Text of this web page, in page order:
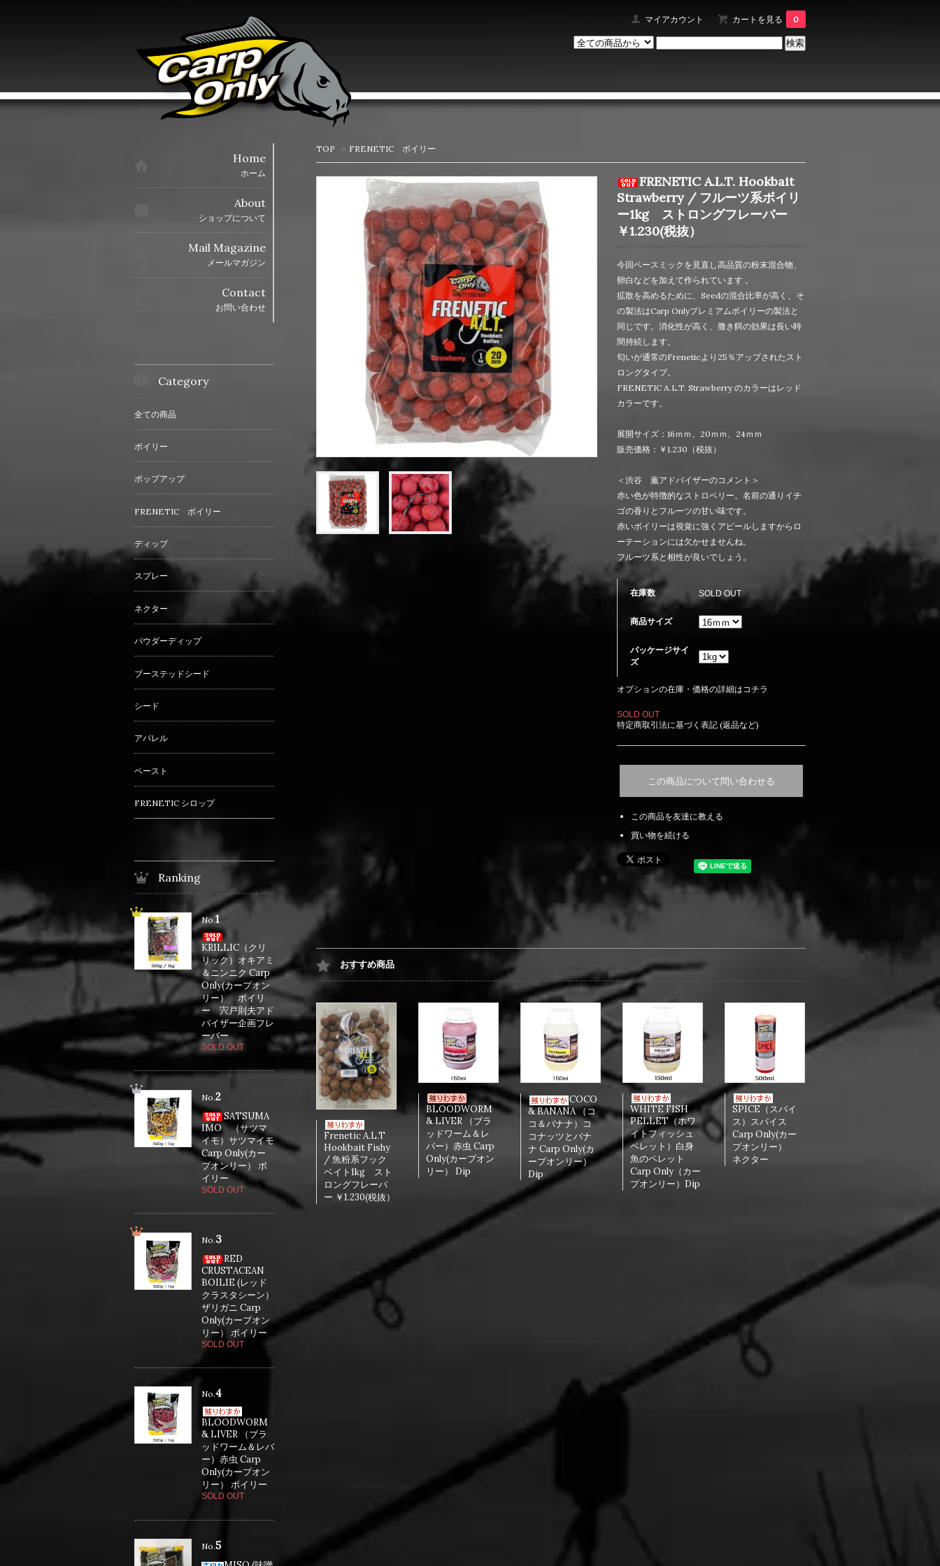
マイアカウント カートを見る 0
TOP > FRENETIC ボイリー
FRENETIC A.L.T. Hookbait
Strawberry / フルーツ系ボイリ
ー1kg ストロングフレーバー
￥1.230(税抜）
今回ベースミックを見直し高品質の粉末混合物、
卵白などを加えて作られています 。
拡散を高めるために、Seedの混合比率が高く、そ
の製法はCarp Onlyプレミアムボイリーの製法と
同じです。消化性が高く、撒き餌の効果は長い時
間持続します。
匂いが通常のFreneticより25％アップされたスト
ロングタイプ。
FRENETIC A.L.T. Strawberry のカラーはレッド
カラーです。
展開サイズ：16ｍｍ、20ｍｍ、24ｍｍ
販売価格：￥1.230（税抜）
＜渋谷 薫アドバイザーのコメント＞
赤い色が特徴的なストロベリー。名前の通りイチ
ゴの香りとフルーツの甘い味です。
赤いボイリーは視覚に強くアピールしますからロ
ーテーションには欠かせませんね。
フルーツ系と相性が良いでしょう。
在庫数 SOLD OUT
商品サイズ
パッケージサイ
ズ
オプションの在庫・価格の詳細はコチラ
SOLD OUT
特定商取引法に基づく表記 (返品など)
この商品について問い合わせる
この商品を友達に教える
買い物を続ける
おすすめ商品
Frenetic A.L.T
Hookbait Fishy
/ 魚粉系フック
ベイト1kg スト
ロングフレーバ
ー ￥1.230(税抜）
BLOODWORM
& LIVER （ブラ
ッドワーム＆レ
バー）赤虫 Carp
Only(カープオン
リー） Dip
COCO
& BANANA （コ
コ＆バナナ）コ
コナッツとバナ
ナ Carp Only(カ
ープオンリー）
Dip
WHITE FISH
PELLET（ホワ
イトフィッシュ
ペレット）白身
魚のペレット
Carp Only（カー
プオンリー）Dip
SPICE（スパイ
ス）スパイス
Carp Only(カー
プオンリー）
ネクター
Home
ホーム
About
ショップについて
Mail Magazine
メールマガジン
Contact
お問い合わせ
Category
全ての商品
ボイリー
ポップアップ
FRENETIC ボイリー
ディップ
スプレー
ネクター
パウダーディップ
ブーステッドシード
シード
アパレル
ペースト
FRENETIC シロップ
Ranking
No.1
KRILLIC（クリ
リック）オキアミ
＆ニンニク Carp
Only(カープオン
リー） ボイリ
ー 宍戸則夫アド
バイザー企画フレ
ーバー
SOLD OUT
No.2
SATSUMA
IMO （サツマ
イモ）サツマイモ
Carp Only(カー
プオンリー） ボ
イリー
SOLD OUT
No.3
RED
CRUSTACEAN
BOILIE (レッド
クラスタシーン）
ザリガニ Carp
Only(カープオン
リー） ボイリー
SOLD OUT
No.4
BLOODWORM
& LIVER （ブラ
ッドワーム＆レバ
ー）赤虫 Carp
Only(カープオン
リー） ボイリー
SOLD OUT
No.5